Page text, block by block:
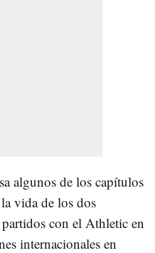
algunos de los capítulos
vida de los dos
con el Athletic en
internacionales en